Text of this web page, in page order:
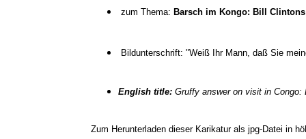
zum Thema: Barsch im Kongo: Bill
Bildunterschrift: "Weiß Ihr Mann, daß Sie
English title: Gruffy answer on visit in
Zum Herunterladen dieser Karikatur als jpg-Datei in